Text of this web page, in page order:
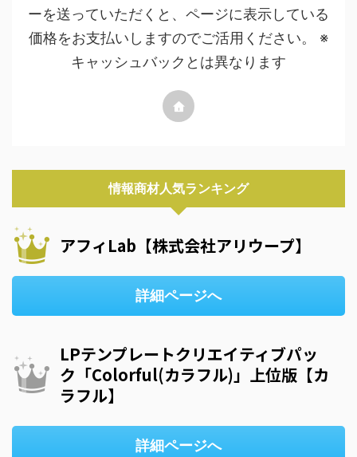
ーを送っていただくと、ページに表示している
価格をお支払いしますのでご活用ください。 ※
キャッシュバックとは異なります
情報商材人気ランキング
アフィLab【株式会社アリウープ】
詳細ページへ
LPテンプレートクリエイティブパッ
ク「Colorful(カラフル)」上位版【カ
ラフル】
詳細ページへ